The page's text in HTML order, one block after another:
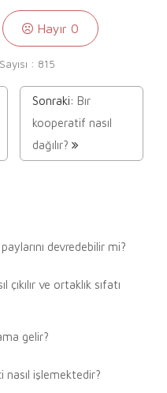
Hayır 0
: 815
Sonraki: Bır
kooperatif nasıl
dağılır?
devredebilir mi?
ve ortaklık sıfatı
gelir?
işlemektedir?